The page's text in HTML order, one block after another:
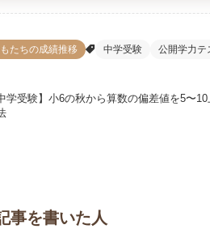
たちの成績推移 中学受験 公開学力テ
中学受験】小6の秋から算数の偏差値を5〜
事を書いた人